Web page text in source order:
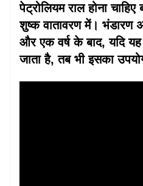
पेट्रोलियम राल होना चाहिए
शुष्क वातावरण में। भंडारण
और एक वर्ष के बाद, यदि यह
जाता है, तब भी इसका